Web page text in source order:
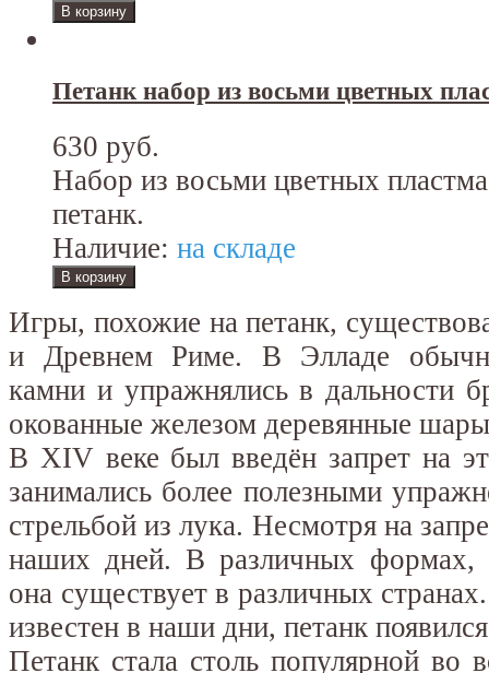
Петанк набор из восьми цветных
630 руб.
Набор из восьми цветных
петанк.
Наличие: на складе
Игры, похожие на петанк,
и Древнем Риме. В Элладе
камни и упражнялись в дальности
окованные железом деревянные
В XIV веке был введён запрет на
занимались более полезными
стрельбой из лука. Несмотря на
наших дней. В различных формах,
она существует в различных
известен в наши дни, петанк
Петанк стала столь популярной во